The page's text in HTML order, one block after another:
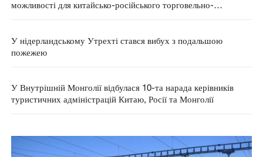
можливості для китайсько-російського торговельно-
У нідерландському Утрехті стався вибух з подальшою
пожежею
У Внутрішній Монголії відбулася 10-та нарада керівників
туристичних адміністрацій Китаю, Росії та Монголії